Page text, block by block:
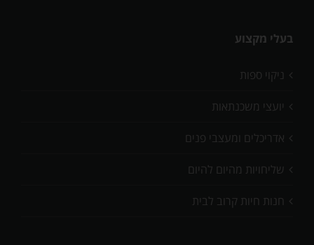
בעלי מקצוע
ניקוי ספות
יועצי משכנתאות
אדריכלים ומעצבי פנים
שליחויות מהיום להיום
חנות חיות קרוב לבית